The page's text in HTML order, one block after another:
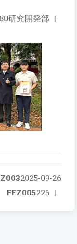
研究開発部 |
2025-09-26
FEZ005226 |